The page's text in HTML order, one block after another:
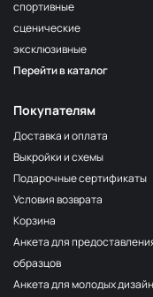
спортивные
сценические
эксклюзивные
Перейти в каталог
Покупателям
Доставка и оплата
Выкройки и схемы
Подарочные сертификаты
Условия возврата
Корзина
Анкета для
образцов
Анкета для молодых